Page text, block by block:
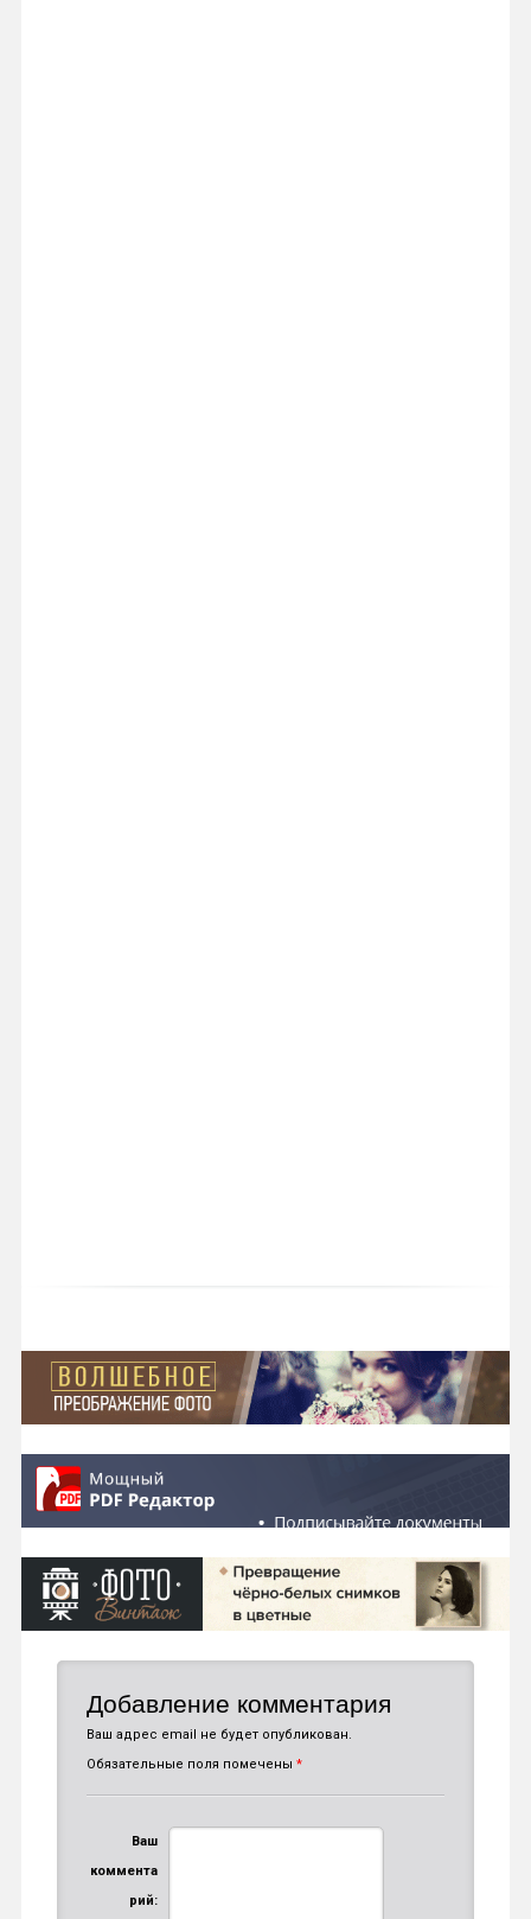
Добавление комментария
Ваш адрес email не будет опубликован.
Обязательные поля помечены *
Ваш
коммента
рий: